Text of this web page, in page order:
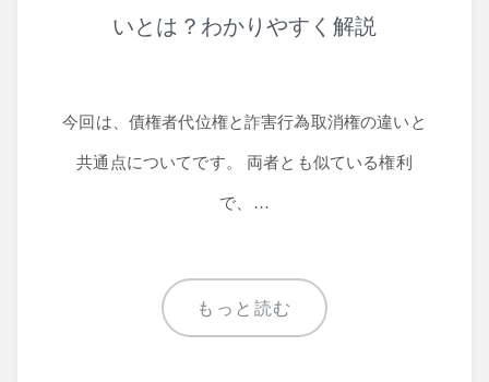
いとは？わかりやすく解説
今回は、債権者代位権と詐害行為取消権の違いと
共通点についてです。 両者とも似ている権利
で、…
もっと読む